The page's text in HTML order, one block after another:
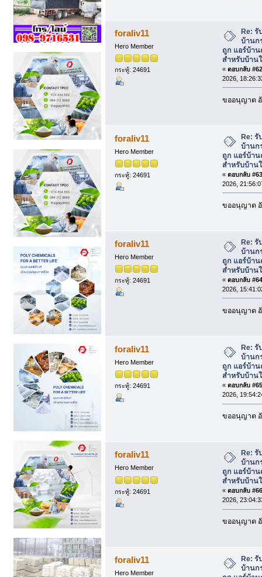
foraliv11
Hero Member
กระทู้: 24691
Re: รั
บ้านก
ถูก แอร์บ้า
สำหรับบ้าน
« ตอบกลับ
2026,
ขออนุญาต
foraliv11
Hero Member
กระทู้: 24691
Re: รั
บ้านก
ถูก แอร์บ้า
สำหรับบ้าน
« ตอบกลับ
2026,
ขออนุญาต
foraliv11
Hero Member
กระทู้: 24691
Re: รั
บ้านก
ถูก แอร์บ้า
สำหรับบ้าน
« ตอบกลับ
2026,
ขออนุญาต
foraliv11
Hero Member
กระทู้: 24691
Re: รั
บ้านก
ถูก แอร์บ้า
สำหรับบ้าน
« ตอบกลับ
2026,
ขออนุญาต
foraliv11
Hero Member
กระทู้: 24691
Re: รั
บ้านก
ถูก แอร์บ้า
สำหรับบ้าน
« ตอบกลับ
2026,
ขออนุญาต
foraliv11
Hero Member
Re: รั
บ้านก